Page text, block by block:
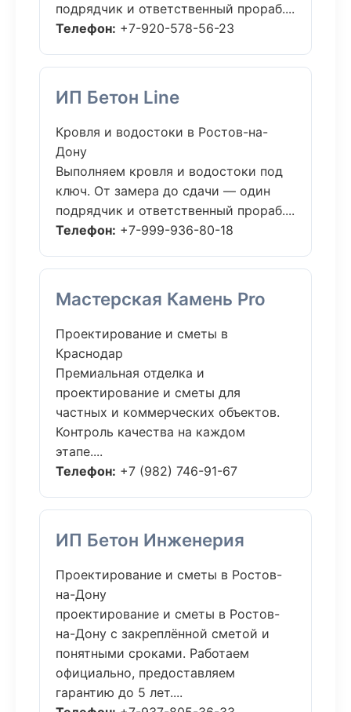
подрядчик и ответственный прораб....
Телефон: +7-920-578-56-23
ИП Бетон Line
Кровля и водостоки в Ростов-на-
Дону
Выполняем кровля и водостоки под
ключ. От замера до сдачи — один
подрядчик и ответственный прораб....
Телефон: +7-999-936-80-18
Мастерская Камень Pro
Проектирование и сметы в
Краснодар
Премиальная отделка и
проектирование и сметы для
частных и коммерческих объектов.
Контроль качества на каждом
этапе....
Телефон: +7 (982) 746-91-67
ИП Бетон Инженерия
Проектирование и сметы в Ростов-
на-Дону
проектирование и сметы в Ростов-
на-Дону с закреплённой сметой и
понятными сроками. Работаем
официально, предоставляем
гарантию до 5 лет....